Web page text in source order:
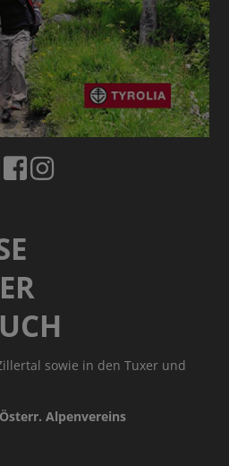
Z
W
sowie in den Tuxer und
Alpenvereins